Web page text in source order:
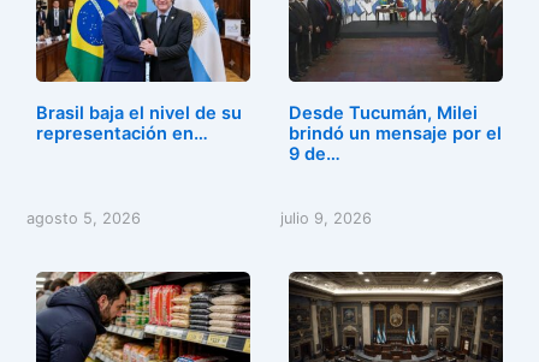
Brasil baja el nivel de su
representación en…
agosto 5, 2026
Desde Tucumán, Milei
brindó un mensaje por el
9 de…
julio 9, 2026